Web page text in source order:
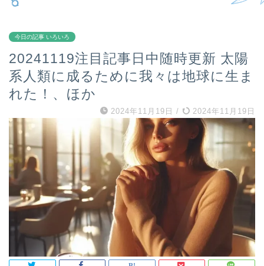
今日の記事 いろいろ
20241119注目記事日中随時更新 太陽
系人類に成るために我々は地球に生ま
れた！、ほか
2024年11月19日 / 2024年11月19日